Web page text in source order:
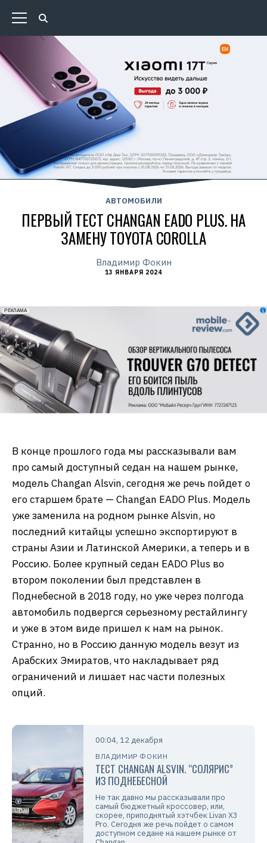
АВТОМОБИЛИ
ПЕРВЫЙ ТЕСТ CHANGAN EADO PLUS. НА
ЗАМЕНУ TOYOTA COROLLA
Владимир Фокин
13 ЯНВАРЯ 2024
erid: 2VfnxxmNzs5
РЕКЛАМА
В конце прошлого года мы рассказывали вам
про самый доступный седан на нашем рынке,
модель Changan Alsvin, сегодня же речь пойдет о
его старшем брате — Changan EADO Plus. Модель
уже заменила на родном рынке Alsvin, но
последний китайцы успешно экспортируют в
страны Азии и Латинской Америки, а теперь и в
Россию. Более крупный седан EADO Plus во
втором поколении был представлен в
Поднебесной в 2018 году, но уже через полгода
автомобиль подвергся серьезному рестайлингу
и уже в этом виде пришел к нам на рынок.
Странно, но в Россию данную модель везут из
Арабских Эмиратов, что накладывает ряд
ограничений и лишает нас части полезных
опций.
00:04, 12 декабря
ВЛАДИМИР ФОКИН
ТЕСТ СHANGAN ALSVIN. “СОЛЯРИС”
ИЗ ПОДНЕБЕСНОЙ
Не так давно мы рассказывали про
самый бюджетный кроссовер, или,
скорее, приподнятый хэтчбек Livan X3
Pro. Сегодня же речь пойдет о самом
доступном седане на нашем рынке от